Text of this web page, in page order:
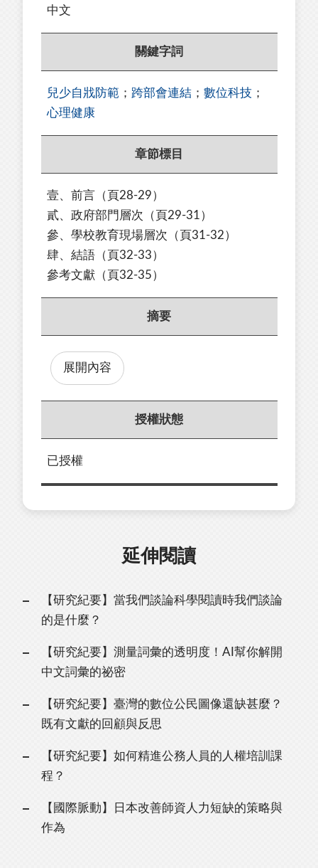
中文
關鍵字詞
兒少自戕防範 ； 跨部會連結 ； 數位科技 ；
心理健康
章節標目
壹、前言 （頁 28-29）
貳、政府部門層次 （頁 29-31）
參、學校教育現場層次 （頁 31-32）
肆、結語 （頁 32-33）
參考文獻 （頁 32-35）
摘要
展開內容
授權狀態
已授權
延伸閱讀
【研究紀要】當我們談論科學閱讀時我們談論
的是什麼？
【研究紀要】測量詞彙的透明度！AI幫你解開
中文詞彙的祕密
【研究紀要】臺灣的數位公民圖像還缺甚麼？
既有文獻的回顧與反思
【研究紀要】如何精進公務人員的人權培訓課
程？
【國際脈動】日本改善師資人力短缺的策略與
作為